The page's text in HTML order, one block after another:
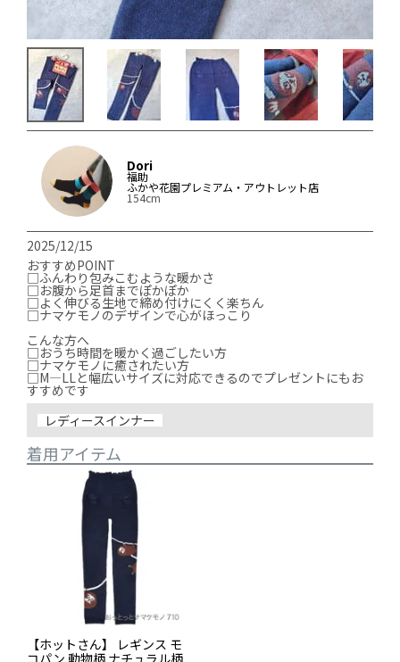
Dori
福助
ふかや花園プレミアム・アウトレット店
154cm
2025/12/15
おすすめPOINT
□ふんわり包みこむような暖かさ
□お腹から足首までぽかぽか
□よく伸びる生地で締め付けにくく楽ちん
□ナマケモノのデザインで心がほっこり
こんな方へ
□おうち時間を暖かく過ごしたい方
□ナマケモノに癒されたい方
□M―LLと幅広いサイズに対応できるのでプレゼントにもお
すすめです
レディースインナー
着用アイテム
【ホットさん】 レギンス モ